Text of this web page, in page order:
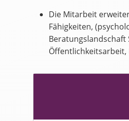
Die Mitarbeit
Fähigkeiten,
Öffentlichkeitsarbeit,